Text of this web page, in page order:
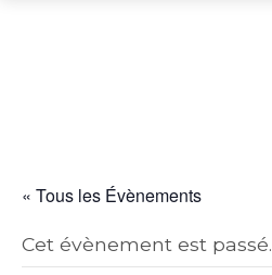
« Tous les Évènements
Cet évènement est passé.